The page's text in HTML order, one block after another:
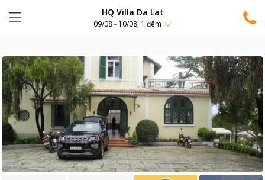
HQ Villa Da Lat
09/08 - 10/08, 1 đêm